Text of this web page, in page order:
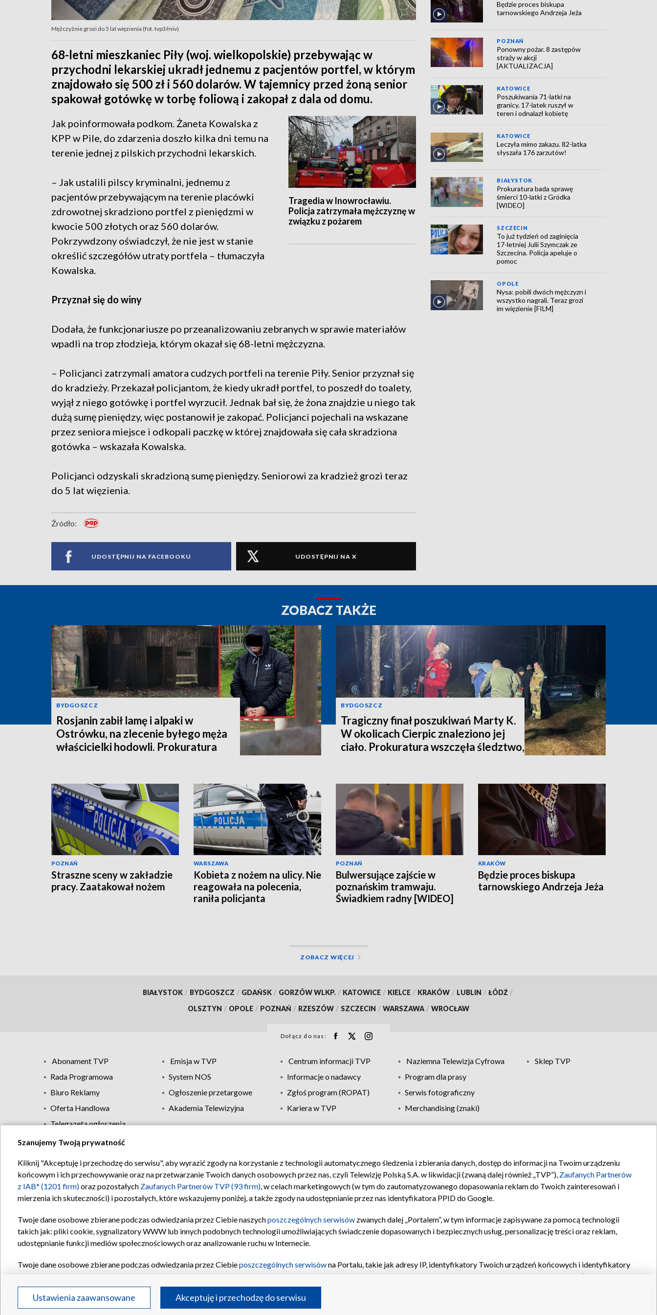
Mężczyźnie grozi do 5 lat więzienia (fot. tvp3/miv)
68-letni mieszkaniec Piły (woj. wielkopolskie) przebywając w
przychodni lekarskiej ukradł jednemu z pacjentów portfel, w którym
znajdowało się 500 zł i 560 dolarów. W tajemnicy przed żoną senior
spakował gotówkę w torbę foliową i zakopał z dala od domu.
Tragedia w Inowrocławiu.
Policja zatrzymała mężczyznę w
związku z pożarem
Jak poinformowała podkom. Żaneta Kowalska z
KPP w Pile, do zdarzenia doszło kilka dni temu na
terenie jednej z pilskich przychodni lekarskich.
– Jak ustalili pilscy kryminalni, jednemu z
pacjentów przebywającym na terenie placówki
zdrowotnej skradziono portfel z pieniędzmi w
kwocie 500 złotych oraz 560 dolarów.
Pokrzywdzony oświadczył, że nie jest w stanie
określić szczegółów utraty portfela – tłumaczyła
Kowalska.
Przyznał się do winy
Dodała, że funkcjonariusze po przeanalizowaniu zebranych w sprawie materiałów
wpadli na trop złodzieja, którym okazał się 68-letni mężczyzna.
– Policjanci zatrzymali amatora cudzych portfeli na terenie Piły. Senior przyznał się
do kradzieży. Przekazał policjantom, że kiedy ukradł portfel, to poszedł do toalety,
wyjął z niego gotówkę i portfel wyrzucił. Jednak bał się, że żona znajdzie u niego tak
dużą sumę pieniędzy, więc postanowił je zakopać. Policjanci pojechali na wskazane
przez seniora miejsce i odkopali paczkę w której znajdowała się cała skradziona
gotówka – wskazała Kowalska.
Policjanci odzyskali skradzioną sumę pieniędzy. Seniorowi za kradzież grozi teraz
do 5 lat więzienia.
Źródło:
UDOSTĘPNIJ NA FACEBOOKU UDOSTĘPNIJ NA X
Będzie proces biskupa
tarnowskiego Andrzeja Jeża
POZNAŃ
Ponowny pożar. 8 zastępów
straży w akcji
[AKTUALIZACJA]
KATOWICE
Poszukiwania 71-latki na
granicy. 17-latek ruszył w
teren i odnalazł kobietę
KATOWICE
Leczyła mimo zakazu. 82-latka
słyszała 176 zarzutów!
BIAŁYSTOK
Prokuratura bada sprawę
śmierci 10-latki z Gródka
[WIDEO]
SZCZECIN
To już tydzień od zaginięcia
17-letniej Julii Szymczak ze
Szczecina. Policja apeluje o
pomoc
OPOLE
Nysa: pobili dwóch mężczyzn i
wszystko nagrali. Teraz grozi
im więzienie [FILM]
ZOBACZ TAKŻE
BYDGOSZCZ
Rosjanin zabił lamę i alpaki w
Ostrówku, na zlecenie byłego męża
właścicielki hodowli. Prokuratura
BYDGOSZCZ
Tragiczny finał poszukiwań Marty K.
W okolicach Cierpic znaleziono jej
ciało. Prokuratura wszczęła śledztwo,
POZNAŃ
Straszne sceny w zakładzie
pracy. Zaatakował nożem
WARSZAWA
Kobieta z nożem na ulicy. Nie
reagowała na polecenia,
raniła policjanta
POZNAŃ
Bulwersujące zajście w
poznańskim tramwaju.
Świadkiem radny [WIDEO]
KRAKÓW
Będzie proces biskupa
tarnowskiego Andrzeja Jeża
ZOBACZ WIĘCEJ
BIAŁYSTOK / BYDGOSZCZ / GDAŃSK / GORZÓW WLKP. / KATOWICE / KIELCE / KRAKÓW / LUBLIN / ŁÓDŹ /
OLSZTYN / OPOLE / POZNAŃ / RZESZÓW / SZCZECIN / WARSZAWA / WROCŁAW
Dołącz do nas:
Abonament TVP Emisja w TVP Centrum informacji TVP Naziemna Telewizja Cyfrowa
Sklep TVP
Rada Programowa
System NOS Informacje o nadawcy
Program dla prasy
Biuro Reklamy
Ogłoszenie przetargowe Zgłoś program (ROPAT)
Serwis fotograficzny
Oferta Handlowa
Akademia Telewizyjna Kariera w TVP
Merchandising (znaki)
Telegazeta ogłoszenia
Regulamin TVP Polityka prywatności Moje zgody Pomoc Biuro reklamy Kontakt
Szanujemy Twoją prywatność
Kliknij "Akceptuję i przechodzę do serwisu", aby wyrazić zgody na korzystanie z technologii automatycznego śledzenia i zbierania danych, dostęp do informacji na Twoim urządzeniu
końcowym i ich przechowywanie oraz na przetwarzanie Twoich danych osobowych przez nas, czyli Telewizję Polską S.A. w likwidacji (zwaną dalej również „TVP”), Zaufanych Partnerów
z IAB* (1201 firm)oraz pozostałych Zaufanych Partnerów TVP (93 firm), w celach marketingowych (w tym do zautomatyzowanego dopasowania reklam do Twoich zainteresowań i
mierzenia ich skuteczności) i pozostałych, które wskazujemy poniżej, a także zgody na udostępnianie przez nas identyfikatora PPID do Google.
Twoje dane osobowe zbierane podczas odwiedzania przez Ciebie naszychposzczególnych serwisów zwanych dalej „Portalem”, w tym informacje zapisywane za pomocą technologii
takich jak: pliki cookie, sygnalizatory WWW lub innych podobnych technologii umożliwiających świadczenie dopasowanych i bezpiecznych usług, personalizację treści oraz reklam,
udostępnianie funkcji mediów społecznościowych oraz analizowanie ruchu w Internecie.
Twoje dane osobowe zbierane podczas odwiedzania przez Ciebieposzczególnych serwisówna Portalu, takie jak adresy IP, identyfikatory Twoich urządzeń końcowych i identyfikatory
oraz pozostałych
Partnerów TVPdla realizacji następujących celów i funkcji: przechowywania informacji na urządzeniu lub dostęp do nich, wyboru podstawowych reklam, wyboru spersonalizowanych
reklam, tworzenia profilu spersonalizowanych reklam, tworzenia profilu spersonalizowanych treści, wyboru spersonalizowanych treści, pomiaru wydajności reklam, pomiaru wydajności
treści, stosowania badań rynkowych w celu generowania opinii odbiorców, opracowywania i ulepszania produktów, zapewnienia bezpieczeństwa, zapobiegania oszustwom i usuwania
Ustawienia zaawansowane Akceptuję i przechodzę do serwisu